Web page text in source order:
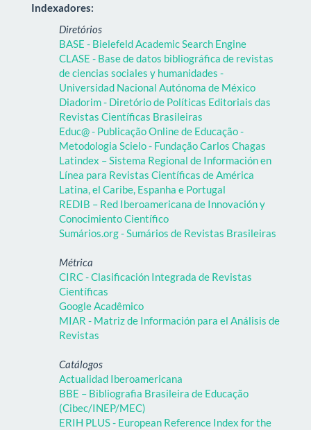
Indexadores:
Diretórios
BASE - Bielefeld Academic Search Engine
CLASE - Base de datos bibliográfica de revistas
de ciencias sociales y humanidades -
Universidad Nacional Autónoma de México
Diadorim - Diretório de Políticas Editoriais das
Revistas Científicas Brasileiras
Educ@ - Publicação Online de Educação -
Metodologia Scielo - Fundação Carlos Chagas
Latindex – Sistema Regional de Información en
Línea para Revistas Científicas de América
Latina, el Caribe, Espanha e Portugal
REDIB – Red Iberoamericana de Innovación y
Conocimiento Científico
Sumários.org - Sumários de Revistas Brasileiras
Métrica
CIRC - Clasificación Integrada de Revistas
Científicas
Google Acadêmico
MIAR - Matriz de Información para el Análisis de
Revistas
Catálogos
Actualidad Iberoamericana
BBE – Bibliografia Brasileira de Educação
(Cibec/INEP/MEC)
ERIH PLUS - European Reference Index for the